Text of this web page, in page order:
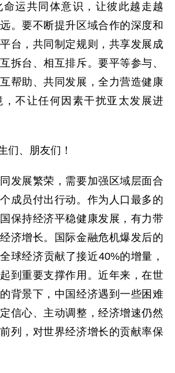
共同体意识，让彼此越走越
。要不断提升区域合作的深度和
台，共同制定规则，共享发展成
拆台、相互排斥。要平等参与、
帮助、共同发展，全力营造健康
不让任何因素干扰亚太发展进
、朋友们！
展繁荣，需要加强区域层面合
成员付出行动。作为人口最多的
保持经济平稳健康发展，有力带
济增长。国际金融危机爆发后的
球经济贡献了接近40%的增量，
到重要支撑作用。近年来，在世
背景下，中国经济遇到一些困难
信心、主动调整，经济增速仍然
列，对世界经济增长的贡献率保